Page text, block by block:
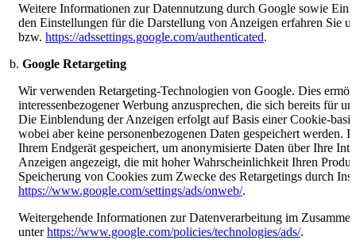
Weitere Informationen zur Datennutzung durch Google sowie
den Einstellungen für die Darstellung von Anzeigen erfahren Sie
bzw. https://adssettings.google.com/authenticated.
Google Retargeting
Wir verwenden Retargeting-Technologien von Google. Dies
interessenbezogener Werbung anzusprechen, die sich bereits für
Die Einblendung der Anzeigen erfolgt auf Basis einer Cookie-
wobei aber keine personenbezogenen Daten gespeichert werden.
Ihrem Endgerät gespeichert, um anonymisierte Daten über Ihre
Anzeigen angezeigt, die mit hoher Wahrscheinlichkeit Ihren
Speicherung von Cookies zum Zwecke des Retargetings durch
https://www.google.com/settings/ads/onweb/.
Weitergehende Informationen zur Datenverarbeitung im
unterhttps://www.google.com/policies/technologies/ads/.